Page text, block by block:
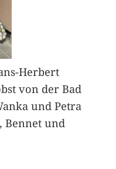
Herbert
von der Bad
und Petra
Bennet und